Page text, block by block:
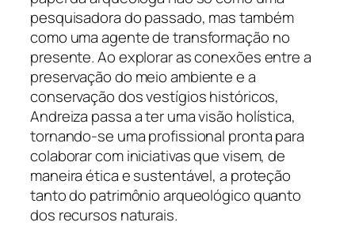
pesquisadora do passado, mas também
como uma agente de transformação no
presente. Ao explorar as conexões entre a
preservação do meio ambiente e a
conservação dos vestígios históricos,
Andreiza passa a ter uma visão holística,
tornando-se uma profissional pronta para
colaborar com iniciativas que visem, de
maneira ética e sustentável, a proteção
tanto do patrimônio arqueológico quanto
dos recursos naturais.